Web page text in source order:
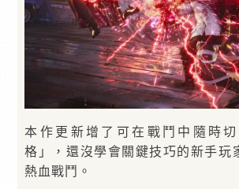
本作更新增了可在戰鬥中隨時
格」，還沒學會關鍵技巧的新手玩
熱血戰鬥。